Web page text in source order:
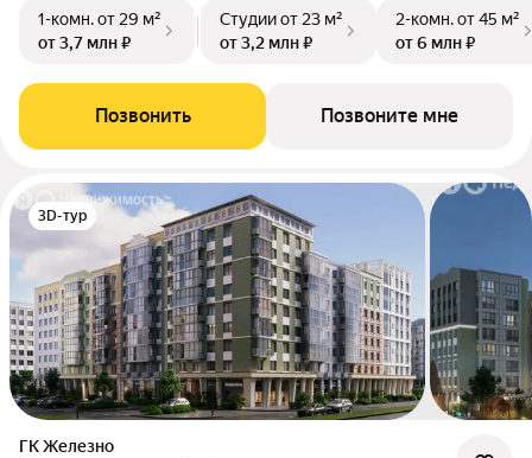
1-комн.от 29 м²
от 3,7 млн ₽
Студииот 23 м²
от 3,2 млн ₽
2-комн.от 45 м²
от 6 млн ₽
Позвонить Позвоните мне
3D-тур
ГК Железно